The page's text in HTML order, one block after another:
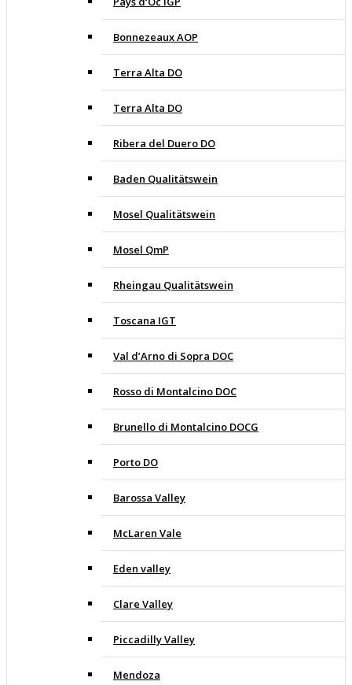
Bonnezeaux AOP
Terra Alta DO
Terra Alta DO
Ribera del Duero DO
Baden Qualitätswein
Mosel Qualitätswein
Mosel QmP
Rheingau Qualitätswein
Toscana IGT
Val d’Arno di Sopra DOC
Rosso di Montalcino DOC
Brunello di Montalcino DOCG
Porto DO
Barossa Valley
McLaren Vale
Eden valley
Clare Valley
Piccadilly Valley
Mendoza